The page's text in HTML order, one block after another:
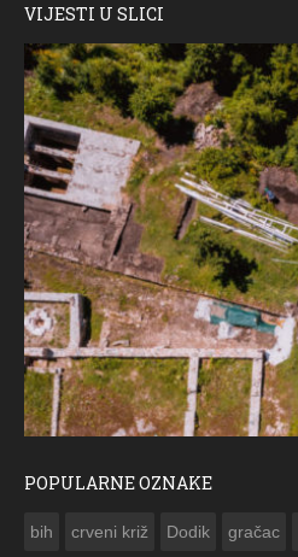
VIJESTI U SLICI
POPULARNE OZNAKE
bih crveni križ Dodik gračac